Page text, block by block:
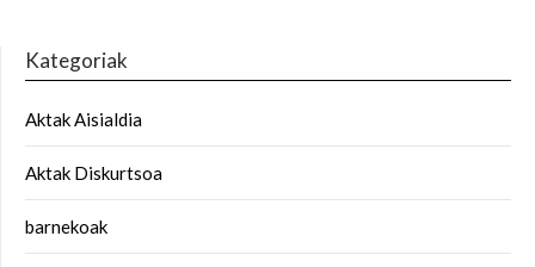
Kategoriak
Aktak Aisialdia
Aktak Diskurtsoa
barnekoak